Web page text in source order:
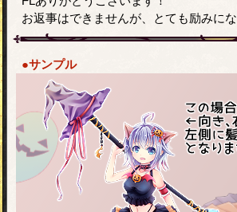
お返事はできませんが、とても励みにな
●サンプル